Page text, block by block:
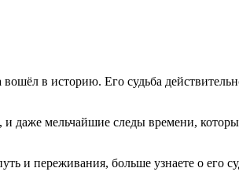
в историю. Его судьба
и даже мельчайшие следы времени,
и переживания, больше узнаете о его